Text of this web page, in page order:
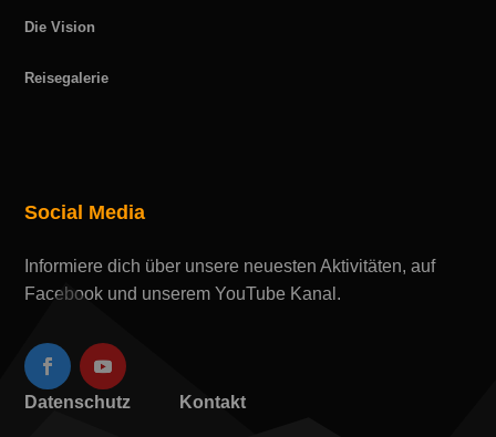
Die Vision
Reisegalerie
Social Media
Informiere dich über unsere neuesten Aktivitäten, auf
Facebook und unserem YouTube Kanal.
Datenschutz Kontakt